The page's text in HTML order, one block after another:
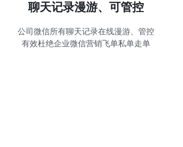
聊天记录漫游、可管控
公司微信所有聊天记录在线漫游、管控
有效杜绝企业微信营销飞单私单走单